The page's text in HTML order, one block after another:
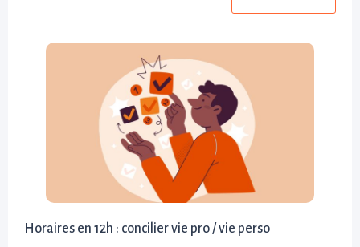
Horaires en 12h : concilier vie pro / vie perso